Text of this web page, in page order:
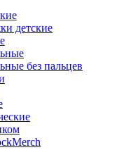
детские
без пальцев